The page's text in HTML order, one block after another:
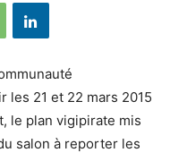
les 21 et 22 mars 2015
le plan vigipirate mis
salon à reporter les